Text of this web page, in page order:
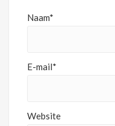
Naam*
E-mail*
Website